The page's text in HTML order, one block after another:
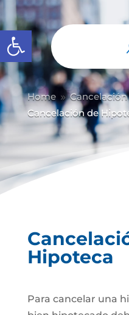
Abrir barra de
Home 9
Cancelación de
Hipoteca
Para cancelar una